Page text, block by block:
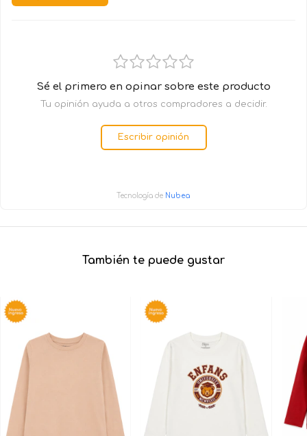
Sé el primero en opinar sobre este producto
Tu opinión ayuda a otros compradores a decidir.
Escribir opinión
Tecnología de Nubea
También te puede gustar